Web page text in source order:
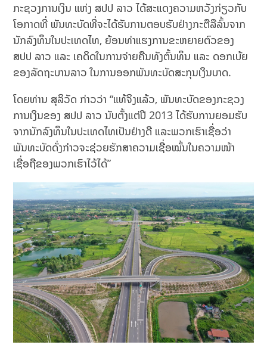
ກະຊວງການເງິນ ແຫ່ງ ສປປ ລາວ ໄດ້ສະແດງຄວາມຫວັງກ່ຽວກັບ
ໂອກາດທີ່ ພັນທະບັດທີ່ຈະໄດ້ຮັບການຕອບຮັບຢ່າງກະຕືລືລົ້ນຈາກ
ນັກລົງທຶນໃນປະເທດໄທ, ຍ້ອນທ່າແຮງການຂະຫຍາຍຕົວຂອງ
ສປປ ລາວ ແລະ ເຄດິດໃນການຈ່າຍຄືນທັງຕົ້ນທຶນ ແລະ ດອກເບ້ຍ
ຂອງລັດຖະບານລາວ ໃນການອອກພັນທະບັດສະກຸນເງິນບາດ.
ໂດຍທ່ານ ສຸລິວັດ ກ່າວວ່າ “ແທ້ຈິງແລ້ວ, ພັນທະບັດຂອງກະຊວງ
ການເງິນຂອງ ສປປ ລາວ ນັບຕັ້ງແຕ່ປີ 2013 ໄດ້ຮັບການຍອມຮັບ
ຈາກນັກລົງທຶນໃນປະເທດໄທເປັນຢ່າງດີ ແລະພວກເຮົາເຊື່ອວ່າ
ພັນທະບັດດັ່ງກ່າວຈະຊ່ວຍຮັກສາຄວາມເຊື່ອໝັ້ນໃນຄວາມໜ້າ
ເຊື່ອຖືຂອງພວກເຮົາໄວ້ໄດ້”